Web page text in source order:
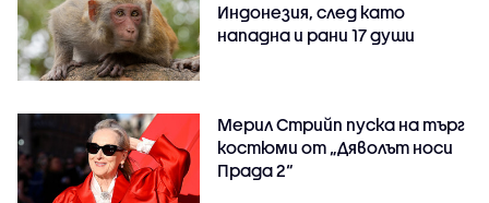
Индонезия, след като
нападна и рани 17 души
Мерил Стрийп пуска на търг
костюми от „Дяволът носи
Прада 2“